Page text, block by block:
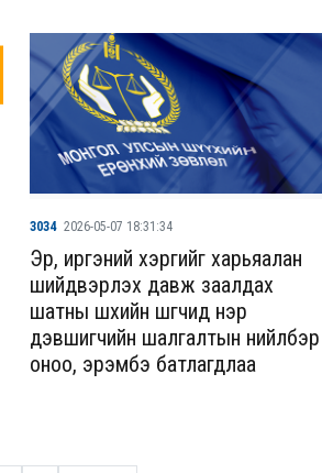
3034 2026-05-07 18:31:34
Эрүү, иргэний хэргийг харьяалан
шийдвэрлэх давж заалдах
шатны шүүхийн шүүгчид нэр
дэвшигчийн шалгалтын нийлбэр
оноо, эрэмбэ батлагдлаа